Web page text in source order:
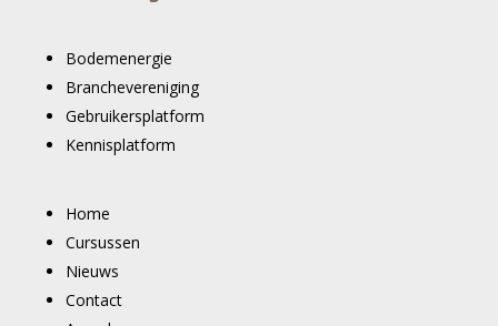
Bodemenergie
Branchevereniging
Gebruikersplatform
Kennisplatform
Home
Cursussen
Nieuws
Contact